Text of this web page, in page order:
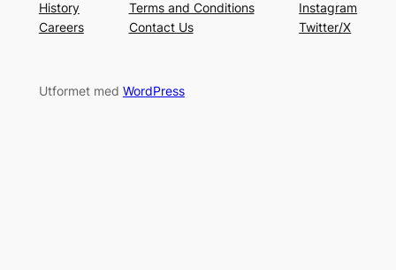
History
Careers
Terms and Conditions
Contact Us
Instagram
Twitter/X
Utformet med WordPress